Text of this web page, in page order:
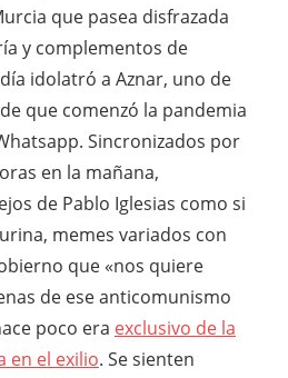
que pasea disfrazada
y complementos de
idolatró a Aznar, uno de
que comenzó la pandemia
Sincronizados por
en la mañana,
de Pablo Iglesias como si
memes variados con
que «nos quiere
de ese anticomunismo
poco era exclusivo de la
en el exilio. Se sienten